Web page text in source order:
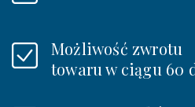
Możliwość zwrotu
towaru w ciągu 60